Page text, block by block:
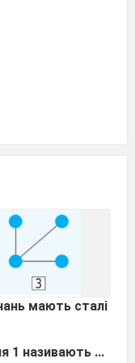
мають сталі
1 називають ...